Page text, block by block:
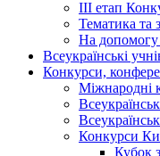
ІІІ етап
Тематика та
На
Всеукраїнські
Конкурси,
Міжнародні
Конкурси
Кубок